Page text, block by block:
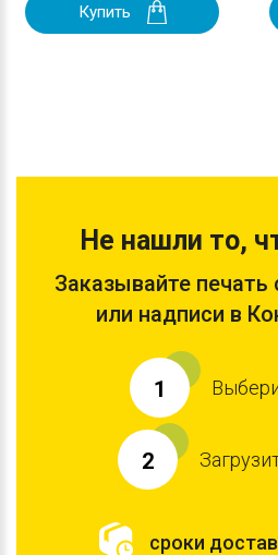
Купить
Не нашли то,
Заказывайте печать
или надписи в
1
2
сроки